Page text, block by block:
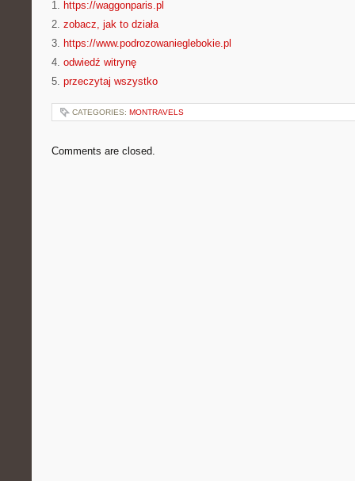
1. https://waggonparis.pl
2. zobacz, jak to działa
3. https://www.podrozowanieglebokie.pl
4. odwiedź witrynę
5. przeczytaj wszystko
CATEGORIES: MONTRAVELS
Comments are closed.